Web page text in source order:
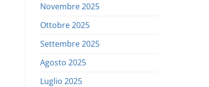
Novembre 2025
Ottobre 2025
Settembre 2025
Agosto 2025
Luglio 2025